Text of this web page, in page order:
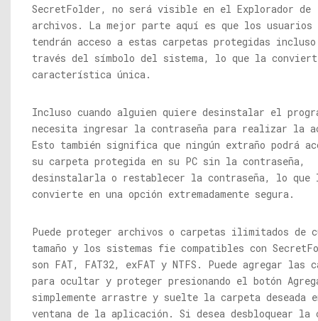
SecretFolder, no será visible en el Explorador de
archivos. La mejor parte aquí es que los usuarios
tendrán acceso a estas carpetas protegidas
través del símbolo del sistema, lo que la
característica única.
Incluso cuando alguien quiere desinstalar el
necesita ingresar la contraseña para realizar la
Esto también significa que ningún extraño podrá
su carpeta protegida en su PC sin la contraseña,
desinstalarla o restablecer la contraseña, lo que
convierte en una opción extremadamente segura.
Puede proteger archivos o carpetas ilimitados de
tamaño y los sistemas fie compatibles con
son FAT, FAT32, exFAT y NTFS. Puede agregar las
para ocultar y proteger presionando el botón
simplemente arrastre y suelte la carpeta deseada
ventana de la aplicación. Si desea desbloquear la